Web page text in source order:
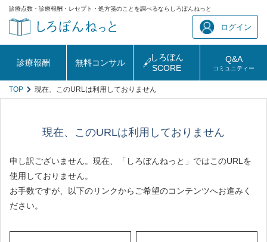
診療点数・診療報酬・レセプト・処方箋のことを調べるならしろぼんねっと
ログイン
診療報酬 無料コンサル
しろぼん
SCORE
Q&A
コミュニティー
TOP 現在、このURLは利用しておりません
現在、このURLは利用しておりません
申し訳ございません。現在、「しろぼんねっと」ではこのURLを
使用しておりません。
お手数ですが、以下のリンクからご希望のコンテンツへお進みく
ださい。